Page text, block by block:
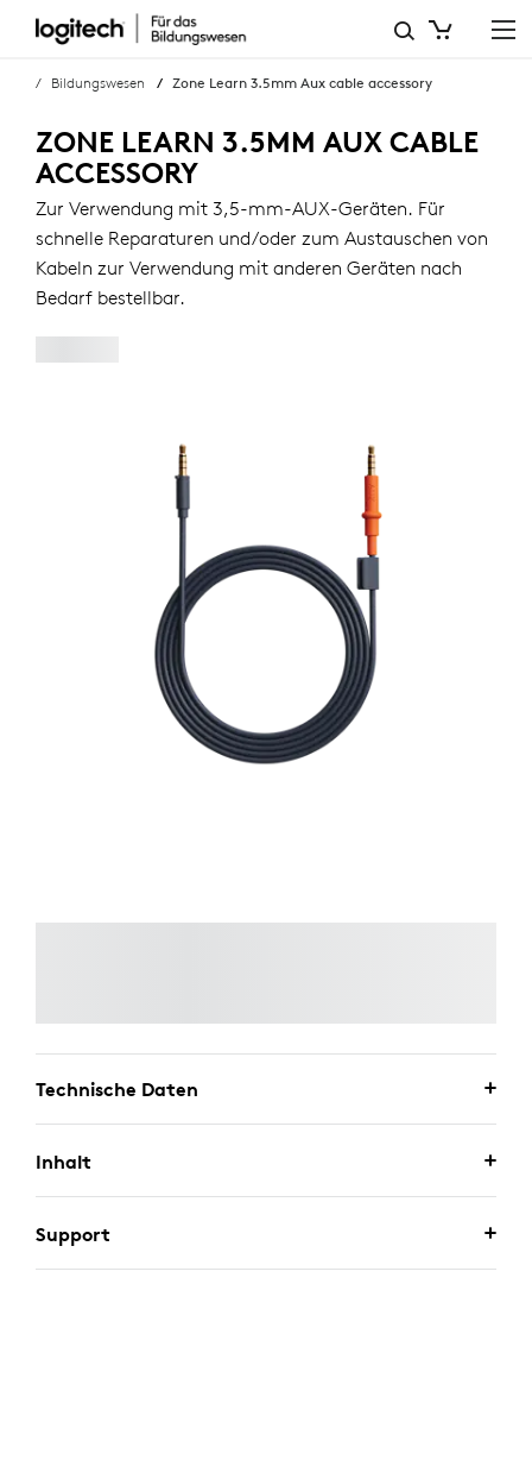
3,5-
MM-
AUX-
ZUBEHÖRKABEL
FÜR
ZONE
LEARN
Bildungswesen Zone Learn 3.5mm Aux cable accessory
ZONE LEARN 3.5MM AUX CABLE
ACCESSORY
Zur Verwendung mit 3,5-mm-AUX-Geräten. Für
schnelle Reparaturen und/oder zum Austauschen von
Kabeln zur Verwendung mit anderen Geräten nach
Bedarf bestellbar.
Technische Daten
Inhalt
Support